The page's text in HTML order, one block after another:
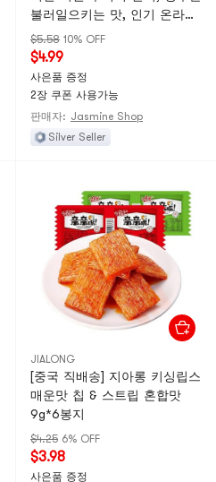
불러일으키는 맛, 인기 온라인
식품, 5봉지
$5.58 10% OFF
$4.99
사은품 증정
2장 쿠폰 사용가능
판매자: Jasmine Shop
Silver Seller
JIALONG
[중국 직배송] 지아롱 키싱립스
매운맛 칩 & 스트립 혼합맛
9g*6봉지
$4.25 6% OFF
$3.98
사은품 증정